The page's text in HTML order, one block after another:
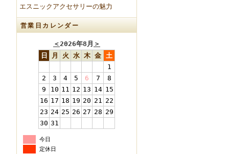
エスニックアクセサリーの魅力
営業日カレンダー
＜ 2026年8月 ＞
日
月 火 水 木 金
土
1
2
3 4 5 6 7
8
9
10 11 12 13 14 15
16 17 18 19 20 21
22
23 24 25 26 27 28 29
30 31
今日
定休日